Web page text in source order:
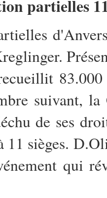
partielles
suivant,
de ses
11 sièges.
qui